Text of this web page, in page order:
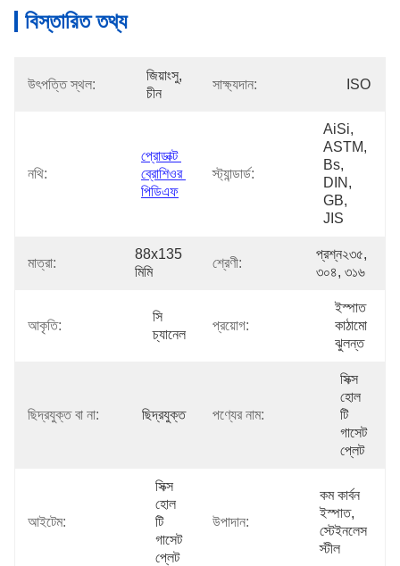
বিস্তারিত তথ্য
উৎপত্তি স্থল:
জিয়াংসু,
চীন
সাক্ষ্যদান: ISO
নথি:
প্রোডাক্ট
ব্রোশিওর
পিডিএফ
স্ট্যান্ডার্ড:
AiSi,
ASTM,
Bs,
DIN,
GB,
JIS
মাত্রা:
88x135
মিমি
শ্রেণী:
প্রশ্ন২৩৫,
৩০৪, ৩১৬
আকৃতি:
সি
চ্যানেল
প্রয়োগ:
ইস্পাত
কাঠামো
ঝুলন্ত
ছিদ্রযুক্ত বা না: ছিদ্রযুক্ত পণ্যের নাম:
সিক্স
হোল
টি
গাসেট
প্লেট
আইটেম:
সিক্স
হোল
টি
গাসেট
প্লেট
উপাদান:
কম কার্বন
ইস্পাত,
স্টেইনলেস
স্টীল